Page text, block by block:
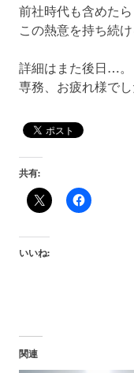
前社時代も含めたら
この熱意を持ち続
詳細はまた後日…。
専務、お疲れ様でし
共有:
いいね:
関連